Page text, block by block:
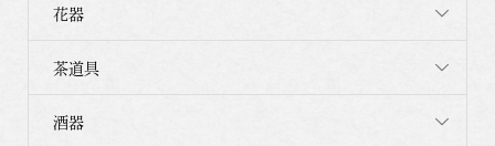
花器
茶道具
酒器